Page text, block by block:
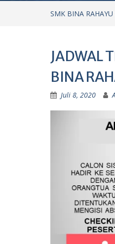
SMK BINA RAHAYU
JADWAL
BINA
Juli 8, 2020